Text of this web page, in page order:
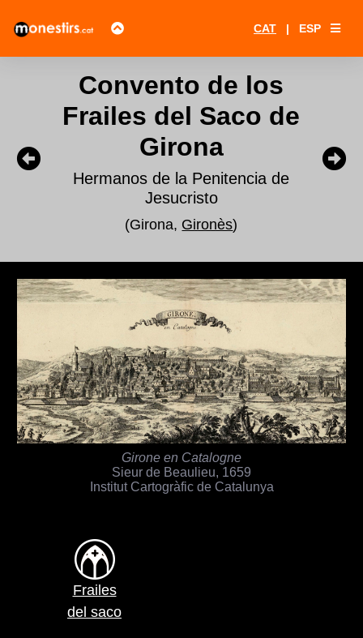
CAT | ESP
Convento de los
Frailes del Saco de
Girona
Hermanos de la Penitencia de
Jesucristo
(Girona, Gironès)
Girone en Catalogne
Sieur de Beaulieu, 1659
Institut Cartogràfic de Catalunya
Frailes
del saco